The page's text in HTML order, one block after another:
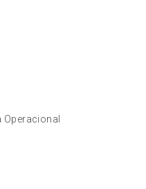
Operacional